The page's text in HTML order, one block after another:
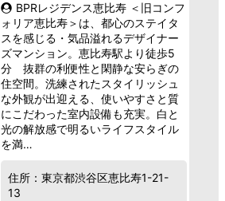
BPRレジデンス恵比寿 ＜旧コンフ
ォリア恵比寿＞は、都心のステイタ
スを感じる・気品溢れるデザイナー
ズマンション。恵比寿駅より徒歩5
分 抜群の利便性と閑静な安らぎの
住空間。洗練されたスタイリッシュ
な外観が出迎える、使いやすさと質
にこだわった室内設備も充実。白と
光の解放感で明るいライフスタイル
を満…
住所：東京都渋谷区恵比寿1-21-
13